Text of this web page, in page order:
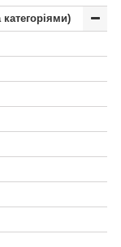
категоріями)